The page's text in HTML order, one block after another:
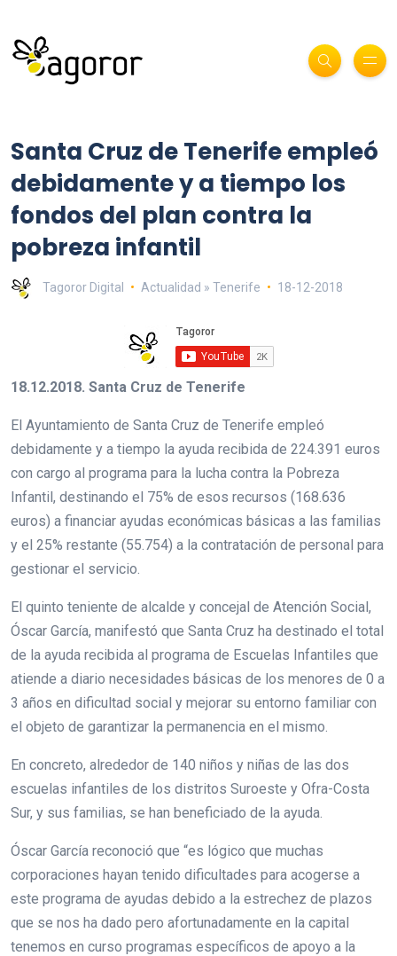
Santa Cruz de Tenerife empleó
debidamente y a tiempo los
fondos del plan contra la
pobreza infantil
Tagoror Digital Actualidad » Tenerife 18-12-2018
18.12.2018. Santa Cruz de Tenerife
El Ayuntamiento de Santa Cruz de Tenerife empleó
debidamente y a tiempo la ayuda recibida de 224.391 euros
con cargo al programa para la lucha contra la Pobreza
Infantil, destinando el 75% de esos recursos (168.636
euros) a financiar ayudas económicas básicas a las familias
y el 25% restante (55.754) a la contratación de personal para
gestionar el servicio.
El quinto teniente de alcalde y concejal de Atención Social,
Óscar García, manifestó que Santa Cruz ha destinado el total
de la ayuda recibida al programa de Escuelas Infantiles que
atiende a diario necesidades básicas de los menores de 0 a
3 años en dificultad social y mejorar su entorno familiar con
el objeto de garantizar la permanencia en el mismo.
En concreto, alrededor de 140 niños y niñas de las dos
escuelas infantiles de los distritos Suroeste y Ofra-Costa
Sur, y sus familias, se han beneficiado de la ayuda.
Óscar García reconoció que “es lógico que muchas
corporaciones hayan tenido dificultades para acogerse a
este programa de ayudas debido a la estrechez de plazos
que se nos ha dado pero afortunadamente en la capital
tenemos en curso programas específicos de apoyo a la